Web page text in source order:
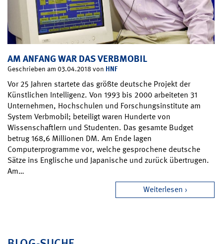
AM ANFANG WAR DAS VERBMOBIL
Geschrieben am 03.04.2018 von HNF
Vor 25 Jahren startete das größte deutsche Projekt der
Künstlichen Intelligenz. Von 1993 bis 2000 arbeiteten 31
Unternehmen, Hochschulen und Forschungsinstitute am
System Verbmobil; beteiligt waren Hunderte von
Wissenschaftlern und Studenten. Das gesamte Budget
betrug 168,6 Millionen DM. Am Ende lagen
Computerprogramme vor, welche gesprochene deutsche
Sätze ins Englische und Japanische und zurück übertrugen.
Am…
Weiterlesen